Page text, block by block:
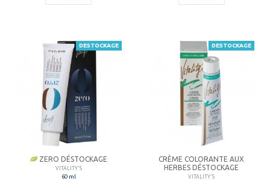
DESTOCKAGE
ZERO DÉSTOCKAGE
VITALITY'S
60 ml
DESTOCKAGE
CRÈME COLORANTE AUX
HERBES DÉSTOCKAGE
VITALITY'S